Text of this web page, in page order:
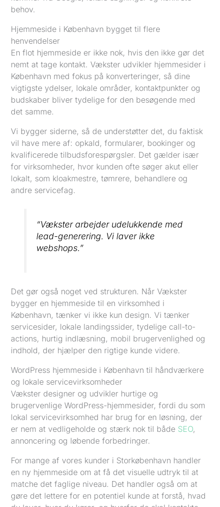
behov.
Hjemmeside i København bygget til flere
henvendelser
En flot hjemmeside er ikke nok, hvis den ikke gør det
nemt at tage kontakt. Vækster udvikler hjemmesider i
København med fokus på konverteringer, så dine
vigtigste ydelser, lokale områder, kontaktpunkter og
budskaber bliver tydelige for den besøgende med
det samme.
Vi bygger siderne, så de understøtter det, du faktisk
vil have mere af: opkald, formularer, bookinger og
kvalificerede tilbudsforespørgsler. Det gælder især
for virksomheder, hvor kunden ofte søger akut eller
lokalt, som kloakmestre, tømrere, behandlere og
andre servicefag.
“Vækster arbejder udelukkende med
lead-generering. Vi laver ikke
webshops.”
Det gør også noget ved strukturen. Når Vækster
bygger en hjemmeside til en virksomhed i
København, tænker vi ikke kun design. Vi tænker
servicesider, lokale landingssider, tydelige call-to-
actions, hurtig indlæsning, mobil brugervenlighed og
indhold, der hjælper den rigtige kunde videre.
WordPress hjemmeside i København til håndværkere
og lokale servicevirksomheder
Vækster designer og udvikler hurtige og
brugervenlige WordPress-hjemmesider, fordi du som
lokal servicevirksomhed har brug for en løsning, der
er nem at vedligeholde og stærk nok til både SEO,
annoncering og løbende forbedringer.
For mange af vores kunder i Storkøbenhavn handler
en ny hjemmeside om at få det visuelle udtryk til at
matche det faglige niveau. Det handler også om at
gøre det lettere for en potentiel kunde at forstå, hvad